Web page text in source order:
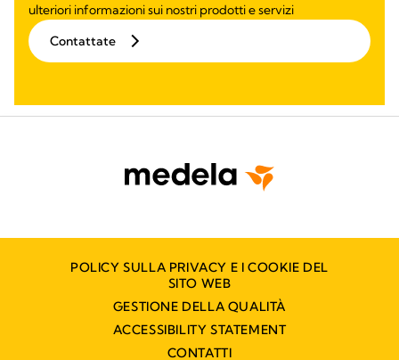
ulteriori informazioni sui nostri prodotti e servizi
Contattate
POLICY SULLA PRIVACY E I COOKIE DEL
SITO WEB
GESTIONE DELLA QUALITÀ
ACCESSIBILITY STATEMENT
CONTATTI